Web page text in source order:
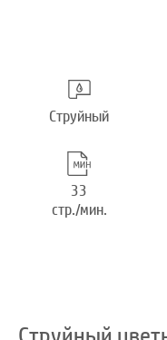
Струйный
33
стр./мин.